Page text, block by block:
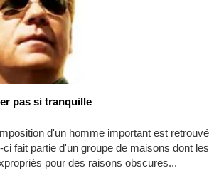
pas si tranquille
d'un homme important est retrouvé
fait partie d'un groupe de maisons dont les
pour des raisons obscures...